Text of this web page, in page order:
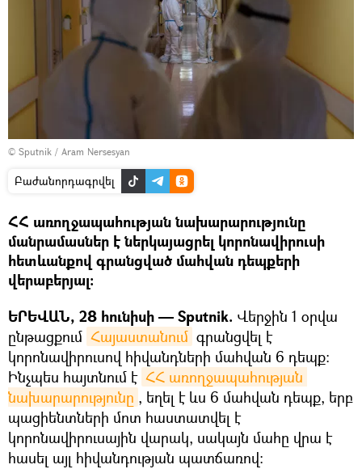
© Sputnik / Aram Nersesyan
Բաժանորդագրվել
ՀՀ առողջապահության նախարարությունը
մանրամասներ է ներկայացրել կորոնավիրուսի
հետևանքով գրանցված մահվան դեպքերի
վերաբերյալ:
ԵՐԵՎԱՆ, 28 հունիսի — Sputnik. Վերջին 1 օրվա
ընթացքում Հայաստանում գրանցվել է
կորոնավիրուսով հիվանդների մահվան 6 դեպք:
Ինչպես հայտնում է ՀՀ առողջապահության
նախարարությունը , եղել է ևս 6 մահվան դեպք, երբ
պացիենտների մոտ հաստատվել է
կորոնավիրուսային վարակ, սակայն մահը վրա է
հասել այլ հիվանդության պատճառով: